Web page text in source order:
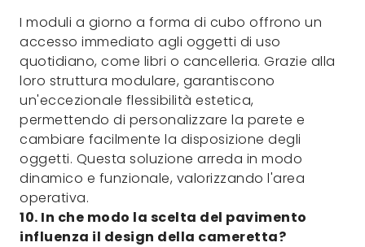
I moduli a giorno a forma di cubo offrono un
accesso immediato agli oggetti di uso
quotidiano, come libri o cancelleria. Grazie alla
loro struttura modulare, garantiscono
un'eccezionale flessibilità estetica,
permettendo di personalizzare la parete e
cambiare facilmente la disposizione degli
oggetti. Questa soluzione arreda in modo
dinamico e funzionale, valorizzando l'area
operativa.
10. In che modo la scelta del pavimento
influenza il design della cameretta?